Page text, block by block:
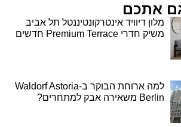
גם אתכם
מלון דיוויד אינטרקונטיננטל תל אביב
משיק חדרי Premium Terrace חדשים
למה ארוחת הבוקר ב-Waldorf Astoria
Berlin משאירה אבק למתחרים?